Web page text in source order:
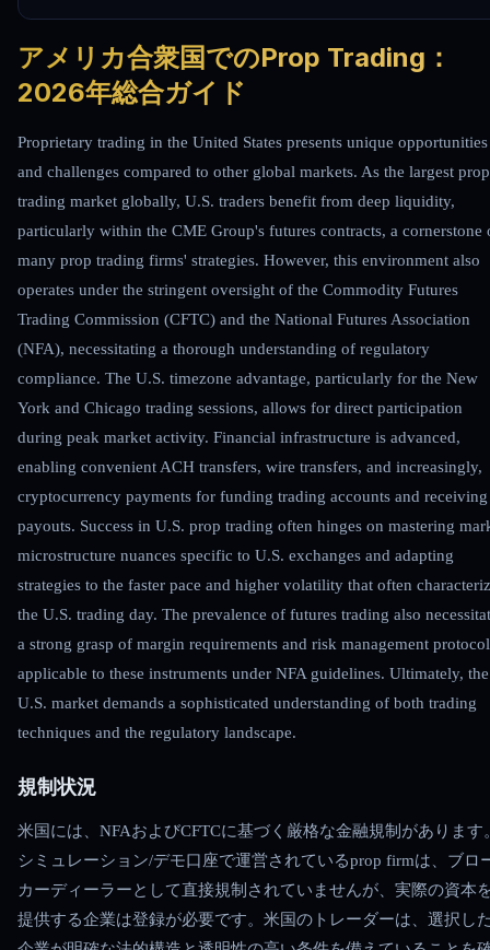
アメリカ合衆国でのProp Trading：
2026年総合ガイド
Proprietary trading in the United States presents unique opportunities
and challenges compared to other global markets. As the largest prop
trading market globally, U.S. traders benefit from deep liquidity,
particularly within the CME Group's futures contracts, a cornerstone
many prop trading firms' strategies. However, this environment also
operates under the stringent oversight of the Commodity Futures
Trading Commission (CFTC) and the National Futures Association
(NFA), necessitating a thorough understanding of regulatory
compliance. The U.S. timezone advantage, particularly for the New
York and Chicago trading sessions, allows for direct participation
during peak market activity. Financial infrastructure is advanced,
enabling convenient ACH transfers, wire transfers, and increasingly,
cryptocurrency payments for funding trading accounts and receiving
payouts. Success in U.S. prop trading often hinges on mastering
microstructure nuances specific to U.S. exchanges and adapting
strategies to the faster pace and higher volatility that often
the U.S. trading day. The prevalence of futures trading also
a strong grasp of margin requirements and risk management
applicable to these instruments under NFA guidelines. Ultimately, the
U.S. market demands a sophisticated understanding of both trading
techniques and the regulatory landscape.
規制状況
米国には、NFAおよびCFTCに基づく厳格な金融規制があります
シミュレーション/デモ口座で運営されているprop firmは、ブロ
カーディーラーとして直接規制されていませんが、実際の資本
提供する企業は登録が必要です。米国のトレーダーは、選択し